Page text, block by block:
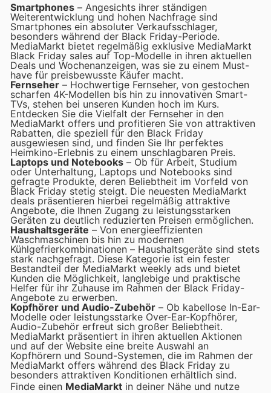
Smartphones – Angesichts ihrer ständigen
Weiterentwicklung und hohen Nachfrage sind
Smartphones ein absoluter Verkaufsschlager,
besonders während der Black Friday-Periode.
MediaMarkt bietet regelmäßig exklusive MediaMarkt
Black Friday sales auf Top-Modelle in ihren aktuellen
Deals und Wochenanzeigen, was sie zu einem Must-
have für preisbewusste Käufer macht.
Fernseher – Hochwertige Fernseher, von gestochen
scharfen 4K-Modellen bis hin zu innovativen Smart-
TVs, stehen bei unseren Kunden hoch im Kurs.
Entdecken Sie die Vielfalt der Fernseher in den
MediaMarkt offers und profitieren Sie von attraktiven
Rabatten, die speziell für den Black Friday
ausgewiesen sind, und finden Sie Ihr perfektes
Heimkino-Erlebnis zu einem unschlagbaren Preis.
Laptops und Notebooks – Ob für Arbeit, Studium
oder Unterhaltung, Laptops und Notebooks sind
gefragte Produkte, deren Beliebtheit im Vorfeld von
Black Friday stetig steigt. Die neuesten MediaMarkt
deals präsentieren hierbei regelmäßig attraktive
Angebote, die Ihnen Zugang zu leistungsstarken
Geräten zu deutlich reduzierten Preisen ermöglichen.
Haushaltsgeräte – Von energieeffizienten
Waschmaschinen bis hin zu modernen
Kühlgefrierkombinationen – Haushaltsgeräte sind stets
stark nachgefragt. Diese Kategorie ist ein fester
Bestandteil der MediaMarkt weekly ads und bietet
Kunden die Möglichkeit, langlebige und praktische
Helfer für ihr Zuhause im Rahmen der Black Friday-
Angebote zu erwerben.
Kopfhörer und Audio-Zubehör – Ob kabellose In-Ear-
Modelle oder leistungsstarke Over-Ear-Kopfhörer,
Audio-Zubehör erfreut sich großer Beliebtheit.
MediaMarkt präsentiert in ihren aktuellen Aktionen
und auf der Website eine breite Auswahl an
Kopfhörern und Sound-Systemen, die im Rahmen der
MediaMarkt offers während des Black Friday zu
besonders attraktiven Konditionen erhältlich sind.
Finde einen MediaMarkt in deiner Nähe und nutze